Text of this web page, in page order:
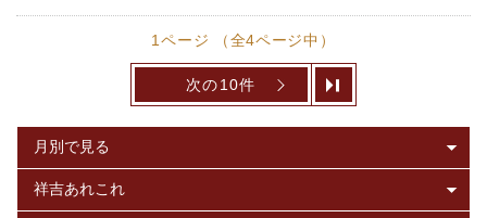
1ページ （全4ページ中）
次の10件